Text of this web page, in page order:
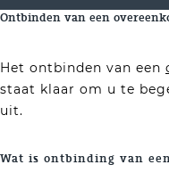
Ontbinden van een
Het ontbinden van een
staat klaar om u te
uit.
Wat is ontbinding van